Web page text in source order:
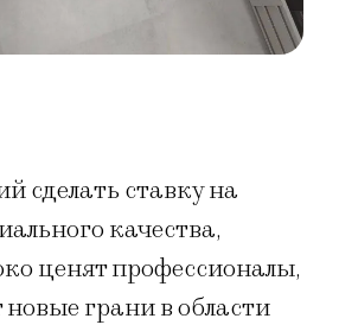
сделать ставку на
качества,
ценят профессионалы,
грани в области